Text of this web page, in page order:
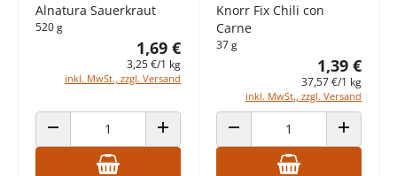
Alnatura Sauerkraut
520 g
1,69 €
3,25 €/1 kg
inkl. MwSt., zzgl. Versand
ANZAHL VERRINGERN ANZAHL ERHÖHEN
Knorr Fix Chili con
Carne
37 g
1,39 €
37,57 €/1 kg
inkl. MwSt., zzgl. Versand
ANZAHL VERRINGERN ANZAHL